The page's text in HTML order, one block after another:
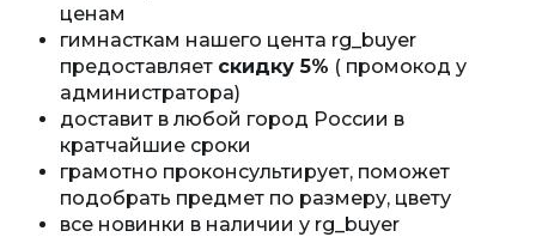
ценам
гимнасткам нашего цента rg_buyer
предоставляет скидку 5% ( промокод у
администратора)
доставит в любой город России в
кратчайшие сроки
грамотно проконсультирует, поможет
подобрать предмет по размеру, цвету
все новинки в наличии у rg_buyer